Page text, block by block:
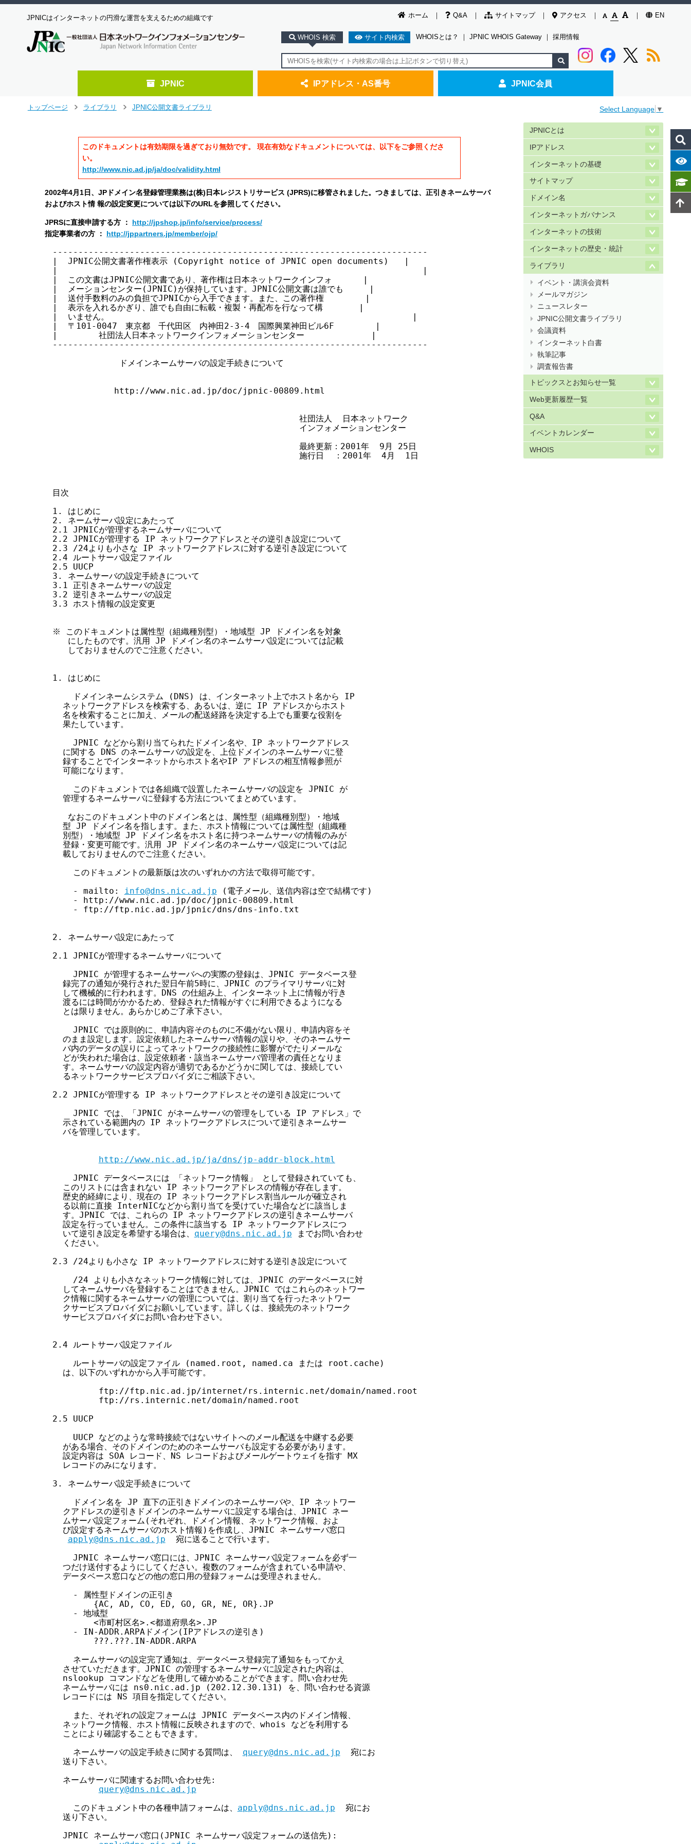
ホーム Q&A サイトマップ アクセス EN
JPNICはインターネットの円滑な運営を支えるための組織です
WHOIS 検索 サイト内検索 WHOISとは？ ｜ JPNIC WHOIS Gateway ｜ 採用情報
JPNIC IPアドレス・AS番号 JPNIC会員
トップページ
ライブラリ
JPNIC公開文書ライブラリ Select Language ▼
このドキュメントは有効期限を過ぎており無効です。 現在有効なドキュメントについては、以下をご参照くださ
い。
http://www.nic.ad.jp/ja/doc/validity.html
2002年4月1日、JPドメイン名登録管理業務は(株)日本レジストリサービス (JPRS)に移管されました。つきましては、正引きネームサーバ
およびホスト情 報の設定変更については以下のURLを参照してください。
JPRSに直接申請する方 ： http://jpshop.jp/info/service/process/
指定事業者の方 ： http://jppartners.jp/member/ojp/
-------------------------------------------------------------------------
|  JPNIC公開文書著作権表示 (Copyright notice of JPNIC open documents)   |
|  この文書はJPNIC公開文書であり、著作権は日本ネットワークインフォ      |
|  メーションセンター(JPNIC)が保持しています。JPNIC公開文書は誰でも     |
|  送付手数料のみの負担でJPNICから入手できます。また、この著作権        |
|  表示を入れるかぎり、誰でも自由に転載・複製・再配布を行なって構       |
|  いません。                                                           |
|  〒101-0047　東京都　千代田区　内神田2-3-4　国際興業神田ビル6F        |
|        社団法人日本ネットワークインフォメーションセンター             |
-------------------------------------------------------------------------
             ドメインネームサーバの設定手続きについて
            http://www.nic.ad.jp/doc/jpnic-00809.html
                                                社団法人  日本ネットワーク
                                                インフォメーションセンター
                                                最終更新：2001年  9月 25日
                                                施行日  ：2001年  4月  1日
目次
1. はじめに
2. ネームサーバ設定にあたって
2.1 JPNICが管理するネームサーバについて
2.2 JPNICが管理する IP ネットワークアドレスとその逆引き設定について
2.3 /24よりも小さな IP ネットワークアドレスに対する逆引き設定について
2.4 ルートサーバ設定ファイル
2.5 UUCP
3. ネームサーバの設定手続きについて
3.1 正引きネームサーバの設定
3.2 逆引きネームサーバの設定
3.3 ホスト情報の設定変更
※ このドキュメントは属性型（組織種別型）・地域型 JP ドメイン名を対象
   にしたものです。汎用 JP ドメイン名のネームサーバ設定については記載
   しておりませんのでご注意ください。
1. はじめに
    ドメインネームシステム (DNS) は、インターネット上でホスト名から IP
  ネットワークアドレスを検索する、あるいは、逆に IP アドレスからホスト
  名を検索することに加え、メールの配送経路を決定する上でも重要な役割を
  果たしています。
    JPNIC などから割り当てられたドメイン名や、IP ネットワークアドレス
  に関する DNS のネームサーバの設定を、上位ドメインのネームサーバに登
  録することでインターネットからホスト名やIP アドレスの相互情報参照が
  可能になります。
    このドキュメントでは各組織で設置したネームサーバの設定を JPNIC が
  管理するネームサーバに登録する方法についてまとめています。
   なおこのドキュメント中のドメイン名とは、属性型（組織種別型）・地域
  型 JP ドメイン名を指します。また、ホスト情報については属性型（組織種
  別型）・地域型 JP ドメイン名をホスト名に持つネームサーバの情報のみが
  登録・変更可能です。汎用 JP ドメイン名のネームサーバ設定については記
  載しておりませんのでご注意ください。
    このドキュメントの最新版は次のいずれかの方法で取得可能です。
    - mailto:
info@dns.nic.ad.jp (電子メール、送信内容は空で結構です)
    - http://www.nic.ad.jp/doc/jpnic-00809.html
    - ftp://ftp.nic.ad.jp/jpnic/dns/dns-info.txt
2. ネームサーバ設定にあたって
2.1 JPNICが管理するネームサーバについて
    JPNIC が管理するネームサーバへの実際の登録は、JPNIC データベース登
  録完了の通知が発行された翌日午前5時に、JPNIC のプライマリサーバに対
  して機械的に行われます。DNS の仕組み上、インターネット上に情報が行き
  渡るには時間がかかるため、登録された情報がすぐに利用できるようになる
  とは限りません。あらかじめご了承下さい。
    JPNIC では原則的に、申請内容そのものに不備がない限り、申請内容をそ
  のまま設定します。設定依頼したネームサーバ情報の誤りや、そのネームサー
  バ内のデータの誤りによってネットワークの接続性に影響がでたりメールな
  どが失われた場合は、設定依頼者・該当ネームサーバ管理者の責任となりま
  す。ネームサーバの設定内容が適切であるかどうかに関しては、接続してい
  るネットワークサービスプロバイダにご相談下さい。
2.2 JPNICが管理する IP ネットワークアドレスとその逆引き設定について
    JPNIC では、「JPNIC がネームサーバの管理をしている IP アドレス」で
  示されている範囲内の IP ネットワークアドレスについて逆引きネームサー
  バを管理しています。
http://www.nic.ad.jp/ja/dns/jp-addr-block.html
    JPNIC データベースには 「ネットワーク情報」 として登録されていても、
  このリストには含まれない IP ネットワークアドレスの情報が存在します。
  歴史的経緯により、現在の IP ネットワークアドレス割当ルールが確立され
  る以前に直接 InterNICなどから割り当てを受けていた場合などに該当しま
  す。JPNIC では、これらの IP ネットワークアドレスの逆引きネームサーバ
  設定を行っていません。この条件に該当する IP ネットワークアドレスにつ
  いて逆引き設定を希望する場合は、
query@dns.nic.ad.jp までお問い合わせ
  ください。
2.3 /24よりも小さな IP ネットワークアドレスに対する逆引き設定について
    /24 よりも小さなネットワーク情報に対しては、JPNIC のデータベースに対
  してネームサーバを登録することはできません。JPNIC ではこれらのネットワー
  ク情報に関するネームサーバの管理については、割り当てを行ったネットワー
  クサービスプロバイダにお願いしています。詳しくは、接続先のネットワーク
  サービスプロバイダにお問い合わせ下さい。
2.4 ルートサーバ設定ファイル
    ルートサーバの設定ファイル (named.root, named.ca または root.cache)
  は、以下のいずれかから入手可能です。
         ftp://ftp.nic.ad.jp/internet/rs.internic.net/domain/named.root
         ftp://rs.internic.net/domain/named.root
2.5 UUCP
    UUCP などのような常時接続ではないサイトへのメール配送を中継する必要
  がある場合、そのドメインのためのネームサーバも設定する必要があります。
  設定内容は SOA レコード、NS レコードおよびメールゲートウェイを指す MX
  レコードのみになります。
3. ネームサーバ設定手続きについて
    ドメイン名を JP 直下の正引きドメインのネームサーバや、IP ネットワー
  クアドレスの逆引きドメインのネームサーバに設定する場合は、JPNIC ネー
  ムサーバ設定フォーム(それぞれ、ドメイン情報、ネットワーク情報、およ
  び設定するネームサーバのホスト情報)を作成し、JPNIC ネームサーバ窓口
apply@dns.nic.ad.jp
  宛に送ることで行います。
    JPNIC ネームサーバ窓口には、JPNIC ネームサーバ設定フォームを必ず一
  つだけ送付するようにしてください。複数のフォームが含まれている申請や、
  データベース窓口などの他の窓口用の登録フォームは受理されません。
    - 属性型ドメインの正引き
        {AC, AD, CO, ED, GO, GR, NE, OR}.JP
    - 地域型
        <市町村区名>.<都道府県名>.JP
    - IN-ADDR.ARPAドメイン(IPアドレスの逆引き)
        ???.???.IN-ADDR.ARPA
    ネームサーバの設定完了通知は、データベース登録完了通知をもってかえ
  させていただきます。JPNIC の管理するネームサーバに設定された内容は、
  nslookup コマンドなどを使用して確かめることができます。問い合わせ先
  ネームサーバには ns0.nic.ad.jp (202.12.30.131) を、問い合わせる資源
  レコードには NS 項目を指定してください。
    また、それぞれの設定フォームは JPNIC データベース内のドメイン情報、
  ネットワーク情報、ホスト情報に反映されますので、whois などを利用する
  ことにより確認することもできます。
    ネームサーバの設定手続きに関する質問は、
query@dns.nic.ad.jp
  宛にお
  送り下さい。
  ネームサーバに関連するお問い合わせ先:
query@dns.nic.ad.jp
    このドキュメント中の各種申請フォームは、
apply@dns.nic.ad.jp
  宛にお
  送り下さい。
  JPNIC ネームサーバ窓口(JPNIC ネームサーバ設定フォームの送信先):
JPNICとは
IPアドレス
インターネットの基礎
サイトマップ
ドメイン名
インターネットガバナンス
インターネットの技術
インターネットの歴史・統計
ライブラリ
イベント・講演会資料
メールマガジン
ニュースレター
JPNIC公開文書ライブラリ
会議資料
インターネット白書
執筆記事
調査報告書
トピックスとお知らせ一覧
Web更新履歴一覧
Q&A
イベントカレンダー
WHOIS